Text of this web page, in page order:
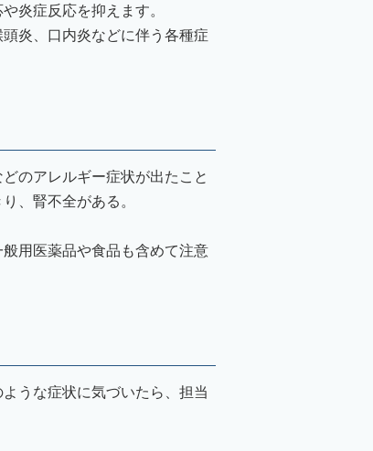
炎症反応を抑えます。
炎、口内炎などに伴う各種症
のアレルギー症状が出たこと
、腎不全がある。
用医薬品や食品も含めて注意
うな症状に気づいたら、担当